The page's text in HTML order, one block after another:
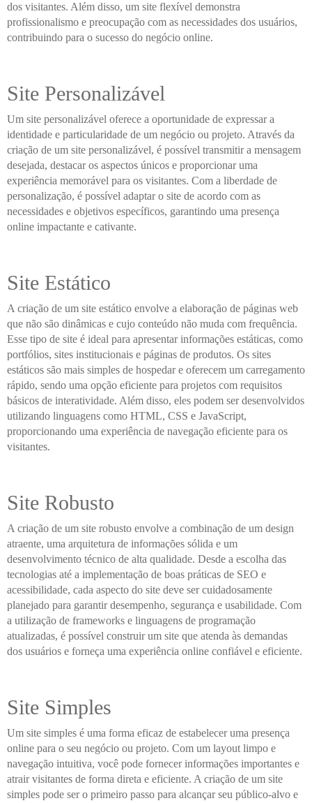
dos visitantes. Além disso, um site flexível demonstra
profissionalismo e preocupação com as necessidades dos usuários,
contribuindo para o sucesso do negócio online.
Site Personalizável
Um site personalizável oferece a oportunidade de expressar a
identidade e particularidade de um negócio ou projeto. Através da
criação de um site personalizável, é possível transmitir a mensagem
desejada, destacar os aspectos únicos e proporcionar uma
experiência memorável para os visitantes. Com a liberdade de
personalização, é possível adaptar o site de acordo com as
necessidades e objetivos específicos, garantindo uma presença
online impactante e cativante.
Site Estático
A criação de um site estático envolve a elaboração de páginas web
que não são dinâmicas e cujo conteúdo não muda com frequência.
Esse tipo de site é ideal para apresentar informações estáticas, como
portfólios, sites institucionais e páginas de produtos. Os sites
estáticos são mais simples de hospedar e oferecem um carregamento
rápido, sendo uma opção eficiente para projetos com requisitos
básicos de interatividade. Além disso, eles podem ser desenvolvidos
utilizando linguagens como HTML, CSS e JavaScript,
proporcionando uma experiência de navegação eficiente para os
visitantes.
Site Robusto
A criação de um site robusto envolve a combinação de um design
atraente, uma arquitetura de informações sólida e um
desenvolvimento técnico de alta qualidade. Desde a escolha das
tecnologias até a implementação de boas práticas de SEO e
acessibilidade, cada aspecto do site deve ser cuidadosamente
planejado para garantir desempenho, segurança e usabilidade. Com
a utilização de frameworks e linguagens de programação
atualizadas, é possível construir um site que atenda às demandas
dos usuários e forneça uma experiência online confiável e eficiente.
Site Simples
Um site simples é uma forma eficaz de estabelecer uma presença
online para o seu negócio ou projeto. Com um layout limpo e
navegação intuitiva, você pode fornecer informações importantes e
atrair visitantes de forma direta e eficiente. A criação de um site
simples pode ser o primeiro passo para alcançar seu público-alvo e